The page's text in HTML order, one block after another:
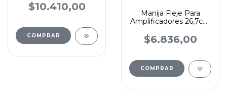
$10.410,00
Manija Fleje Para
Amplificadores 26,7cm
$6.836,00